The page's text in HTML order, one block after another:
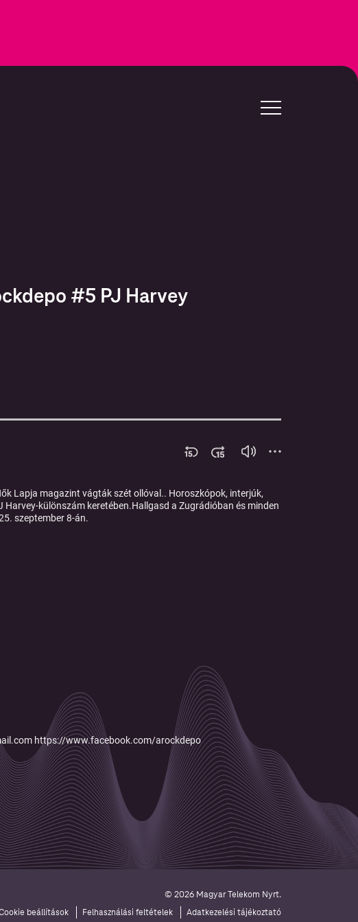
#5 PJ Harvey
Lapja magazint vágták szét ollóval.. Horoszkópok, interjúk,
különszám keretében.Hallgasd a Zugrádióban és minden
szeptember 8-án.
https://www.facebook.com/arockdepo
© 2026 Magyar Telekom Nyrt.
beállítások Felhasználási feltételek Adatkezelési tájékoztató